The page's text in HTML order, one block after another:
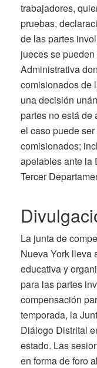
trabajadores,
pruebas,
de las partes
jueces se
Administrativa
comisionados de
una decisión
partes no está de
el caso puede
comisionados;
apelables ante la
Tercer
La junta de
Nueva York lleva
educativa y
para las partes
compensación
temporada, la
Diálogo Distrital
estado. Las
en forma de foro